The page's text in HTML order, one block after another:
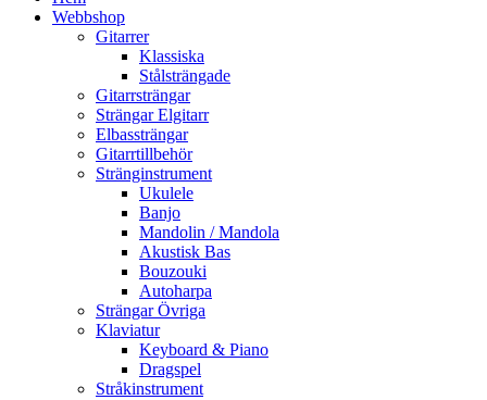
Webbshop
Gitarrer
Klassiska
Stålsträngade
Gitarrsträngar
Strängar Elgitarr
Elbassträngar
Gitarrtillbehör
Stränginstrument
Ukulele
Banjo
Mandolin / Mandola
Akustisk Bas
Bouzouki
Autoharpa
Strängar Övriga
Klaviatur
Keyboard & Piano
Dragspel
Stråkinstrument